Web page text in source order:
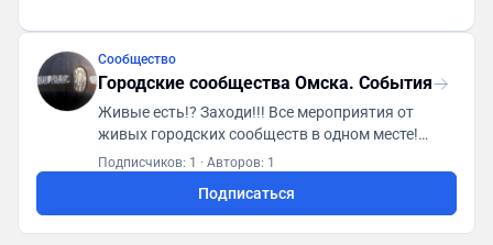
Сообщество
Городские сообщества Омска. События
Живые есть!? Заходи!!! Все мероприятия от
живых городских сообществ в одном месте!
Первая городская платформа "ГСА. Генератор
https://t.me/gsaomsk_bot
Подписчиков: 1 · Авторов: 1
Подписаться